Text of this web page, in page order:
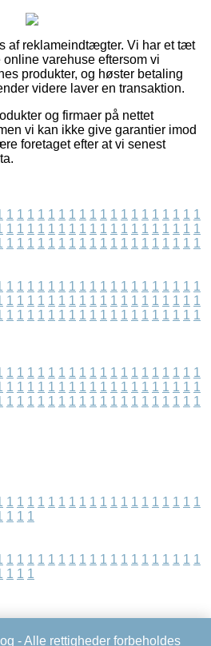
af reklameindtægter. Vi har et tæt
varehuse eftersom vi
produkter, og høster betaling
videre laver en transaktion.
og firmaer på nettet
vi kan ikke give garantier imod
foretaget efter at vi senest
1 1 1 1 1 1 1 1 1 1 1 1 1 1 1 1 1 1 1
1 1 1 1 1 1 1 1 1 1 1 1 1 1 1 1 1 1 1
1 1 1 1 1 1 1 1 1 1 1 1 1 1 1 1 1 1 1
1 1 1 1 1 1 1 1 1 1 1 1 1 1 1 1 1 1 1
1 1 1 1 1 1 1 1 1 1 1 1 1 1 1 1 1 1 1
1 1 1 1 1 1 1 1 1 1 1 1 1 1 1 1 1 1 1
1 1 1 1 1 1 1 1 1 1 1 1 1 1 1 1 1 1 1
1 1 1 1 1 1 1 1 1 1 1 1 1 1 1 1 1 1 1
1 1 1 1 1 1 1 1 1 1 1 1 1 1 1 1 1 1 1
1 1 1 1 1 1 1 1 1 1 1 1 1 1 1 1 1 1 1
1 1 1
1 1 1 1 1 1 1 1 1 1 1 1 1 1 1 1 1 1 1
1 1 1
- Alle rettigheder forbeholdes